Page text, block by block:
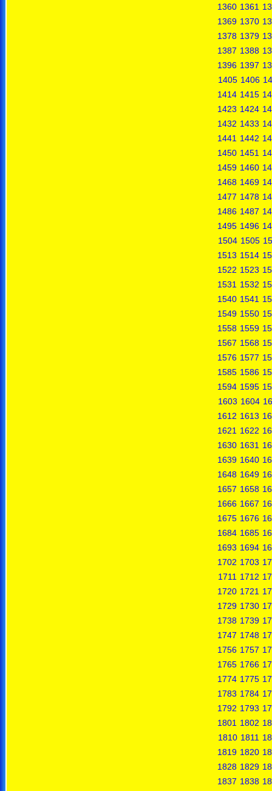
1360 1361
1369 1370
1378 1379
1387 1388
1396 1397
1405 1406
1414 1415
1423 1424
1432 1433
1441 1442
1450 1451
1459 1460
1468 1469
1477 1478
1486 1487
1495 1496
1504 1505
1513 1514
1522 1523
1531 1532
1540 1541
1549 1550
1558 1559
1567 1568
1576 1577
1585 1586
1594 1595
1603 1604
1612 1613
1621 1622
1630 1631
1639 1640
1648 1649
1657 1658
1666 1667
1675 1676
1684 1685
1693 1694
1702 1703
1711 1712
1720 1721
1729 1730
1738 1739
1747 1748
1756 1757
1765 1766
1774 1775
1783 1784
1792 1793
1801 1802
1810 1811
1819 1820
1828 1829
1837 1838